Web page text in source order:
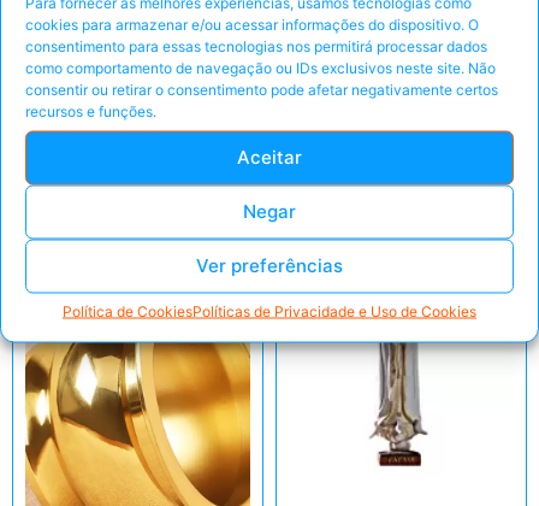
cookies para armazenar e/ou acessar informações do dispositivo. O
consentimento para essas tecnologias nos permitirá processar dados
como comportamento de navegação ou IDs exclusivos neste site. Não
consentir ou retirar o consentimento pode afetar negativamente certos
recursos e funções.
Aceitar
Negar
Ver preferências
Política de CookiesPolíticas de Privacidade e Uso de Cookies
Peça pelo Whats'App
TAMANHO 40CM
Pegar Oferta